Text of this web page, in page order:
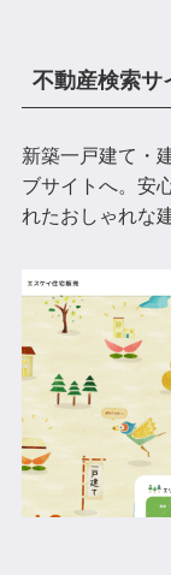
不動産検索サ
新築一戸建て・
ブサイトへ。安
れたおしゃれな